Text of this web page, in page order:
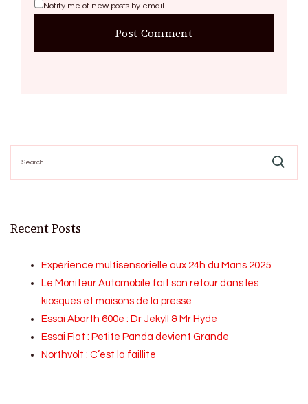
Notify me of new posts by email.
for:
Recent Posts
Expérience multisensorielle aux 24h du Mans 2025
Le Moniteur Automobile fait son retour dans les
kiosques et maisons de la presse
Essai Abarth 600e : Dr Jekyll & Mr Hyde
Essai Fiat : Petite Panda devient Grande
Northvolt : C’est la faillite